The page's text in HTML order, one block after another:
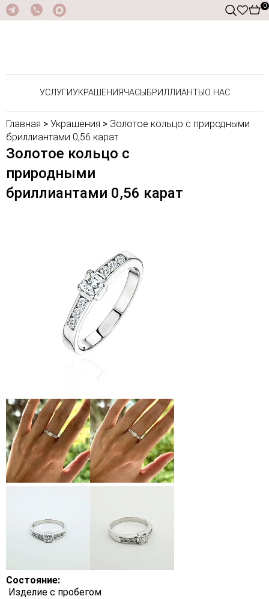
0
УСЛУГИУКРАШЕНИЯЧАСЫ БРИЛЛИАНТЫ О НАС
Главная > Украшения > Золотое кольцо с природными
бриллиантами 0,56 карат
Золотое кольцо с
природными
бриллиантами 0,56 карат
Состояние:
Изделие с пробегом